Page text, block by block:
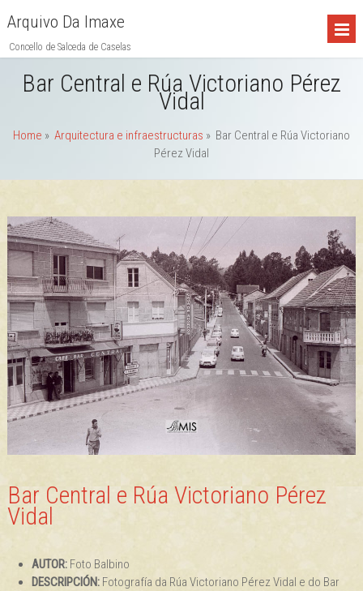
Arquivo Da Imaxe
Concello de Salceda de Caselas
Bar Central e Rúa Victoriano Pérez
Vidal
Home » Arquitectura e infraestructuras » Bar Central e Rúa Victoriano
Pérez Vidal
Bar Central e Rúa Victoriano Pérez
Vidal
AUTOR:Foto Balbino
DESCRIPCIÓN: Fotografía da Rúa Victoriano Pérez Vidal e do Bar